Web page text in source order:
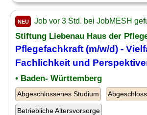
NEU Job vor 3 Std. bei JobMESH
Stiftung Liebenau Haus der
Pflegefachkraft (m/w/d) -
Fachlichkeit und
• Baden- Württemberg
Abgeschlossenes Studium
Betriebliche Altersvorsorge